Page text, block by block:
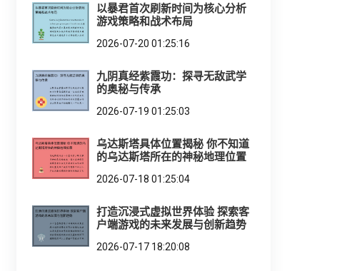
以暴君首次刷新时间为核心分析
游戏策略和战术布局
2026-07-20 01:25:16
九阴真经紫霞功：探寻无敌武学
的奥秘与传承
2026-07-19 01:25:03
乌达斯塔具体位置揭秘 你不知道
的乌达斯塔所在的神秘地理位置
2026-07-18 01:25:04
打造沉浸式虚拟世界体验 探索客
户端游戏的未来发展与创新趋势
2026-07-17 18:20:08